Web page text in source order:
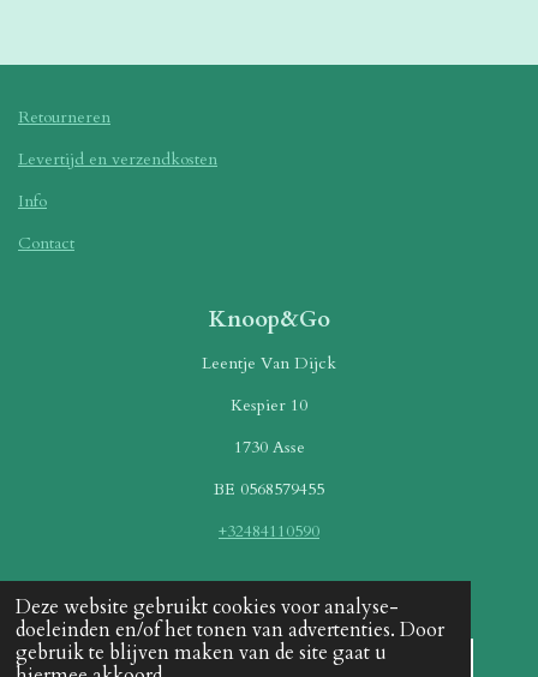
Deze website gebruikt cookies voor analyse-
doeleinden en/of het tonen van advertenties. Door
gebruik te blijven maken van de site gaat u
Retourneren
Levertijd en verzendkosten
Info
Contact
Knoop&Go
Leentje Van Dijck
Kespier 10
1730 Asse
BE 0568579455
+32484110590
Betaalmethoden